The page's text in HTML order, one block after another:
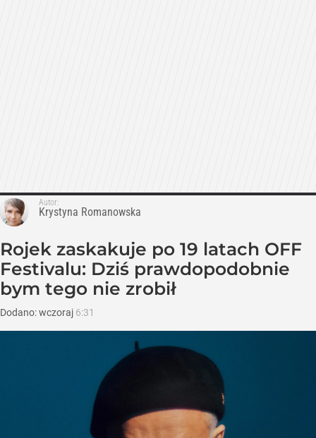
Autor:
Krystyna Romanowska
Rojek zaskakuje po 19 latach OFF
Festivalu: Dziś prawdopodobnie
bym tego nie zrobił
Dodano:wczoraj 6:31